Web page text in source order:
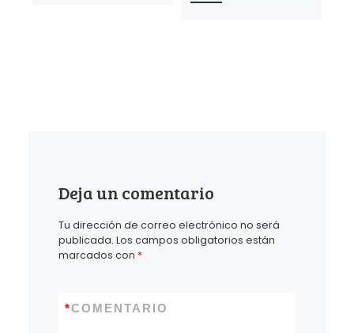
Deja un comentario
Tu dirección de correo electrónico no será
publicada. Los campos obligatorios están
marcados con *
COMENTARIO
*